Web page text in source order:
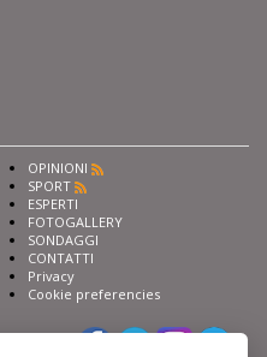
OPINIONI
SPORT
ESPERTI
FOTOGALLERY
SONDAGGI
CONTATTI
Privacy
Cookie preferencies